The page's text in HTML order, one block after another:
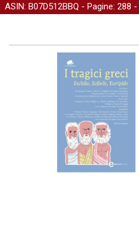
ASIN: B07D512BBQ - Pagine: 288 -